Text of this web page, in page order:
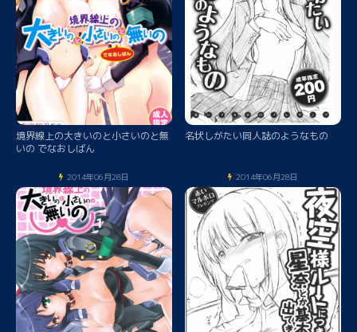
境界線上の大きいのと小さいのと無
いの でなおしばん
名状しがたい同人誌のようなもの
2014年06月28日 2014年06月28日